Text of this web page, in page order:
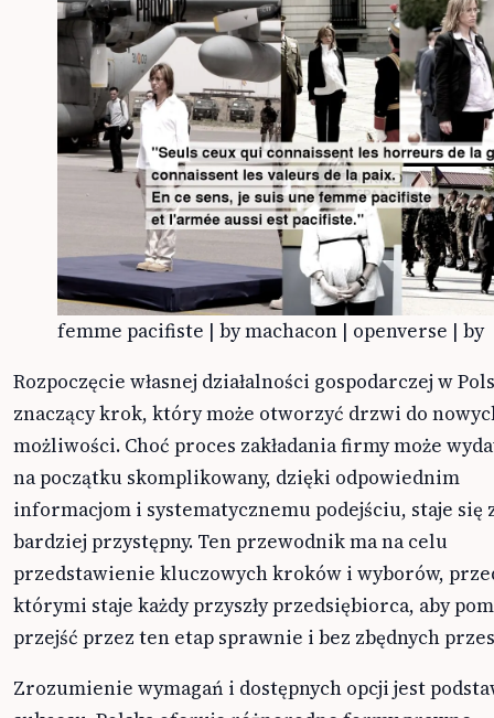
femme pacifiste | by machacon | openverse | by
Rozpoczęcie własnej działalności gospodarczej w
znaczący krok, który może otworzyć drzwi do
możliwości. Choć proces zakładania firmy może
na początku skomplikowany, dzięki odpowiednim
informacjom i systematycznemu podejściu, staje się
bardziej przystępny. Ten przewodnik ma na celu
przedstawienie kluczowych kroków i wyborów,
którymi staje każdy przyszły przedsiębiorca, aby
przejść przez ten etap sprawnie i bez zbędnych
Zrozumienie wymagań i dostępnych opcji jest